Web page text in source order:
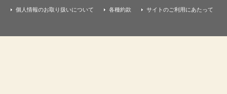
個人情報のお取り扱いについて 各種約款 サイトのご利用にあたって